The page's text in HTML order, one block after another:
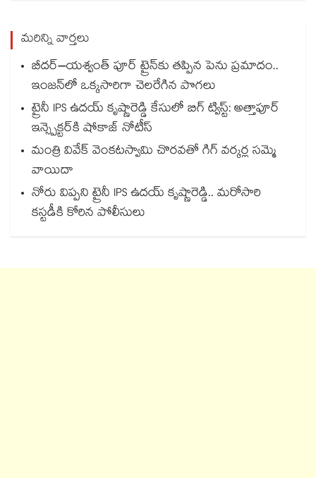
మరిన్ని వార్తలు
బీదర్–యశ్వంత్ పూర్ ట్రైన్‎కు తప్పిన పెను ప్రమాదం..
ఇంజన్‎లో ఒక్కసారిగా చెలరేగిన పొగలు
ట్రైనీ IPS ఉదయ్ కృష్ణారెడ్డి కేసులో బిగ్ ట్విస్ట్: అత్తాపూర్
ఇన్స్పెక్టర్‎కి షోకాజ్ నోటీస్
మంత్రి వివేక్ వెంకటస్వామి చొరవతో గిగ్ వర్కర్ల సమ్మె
వాయిదా
నోరు విప్పని ట్రైనీ IPS ఉదయ్ కృష్ణారెడ్డి.. మరోసారి
కస్టడీకి కోరిన పోలీసులు